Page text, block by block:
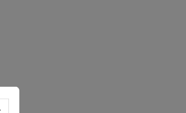
Sprachwahl - Menü öffnen